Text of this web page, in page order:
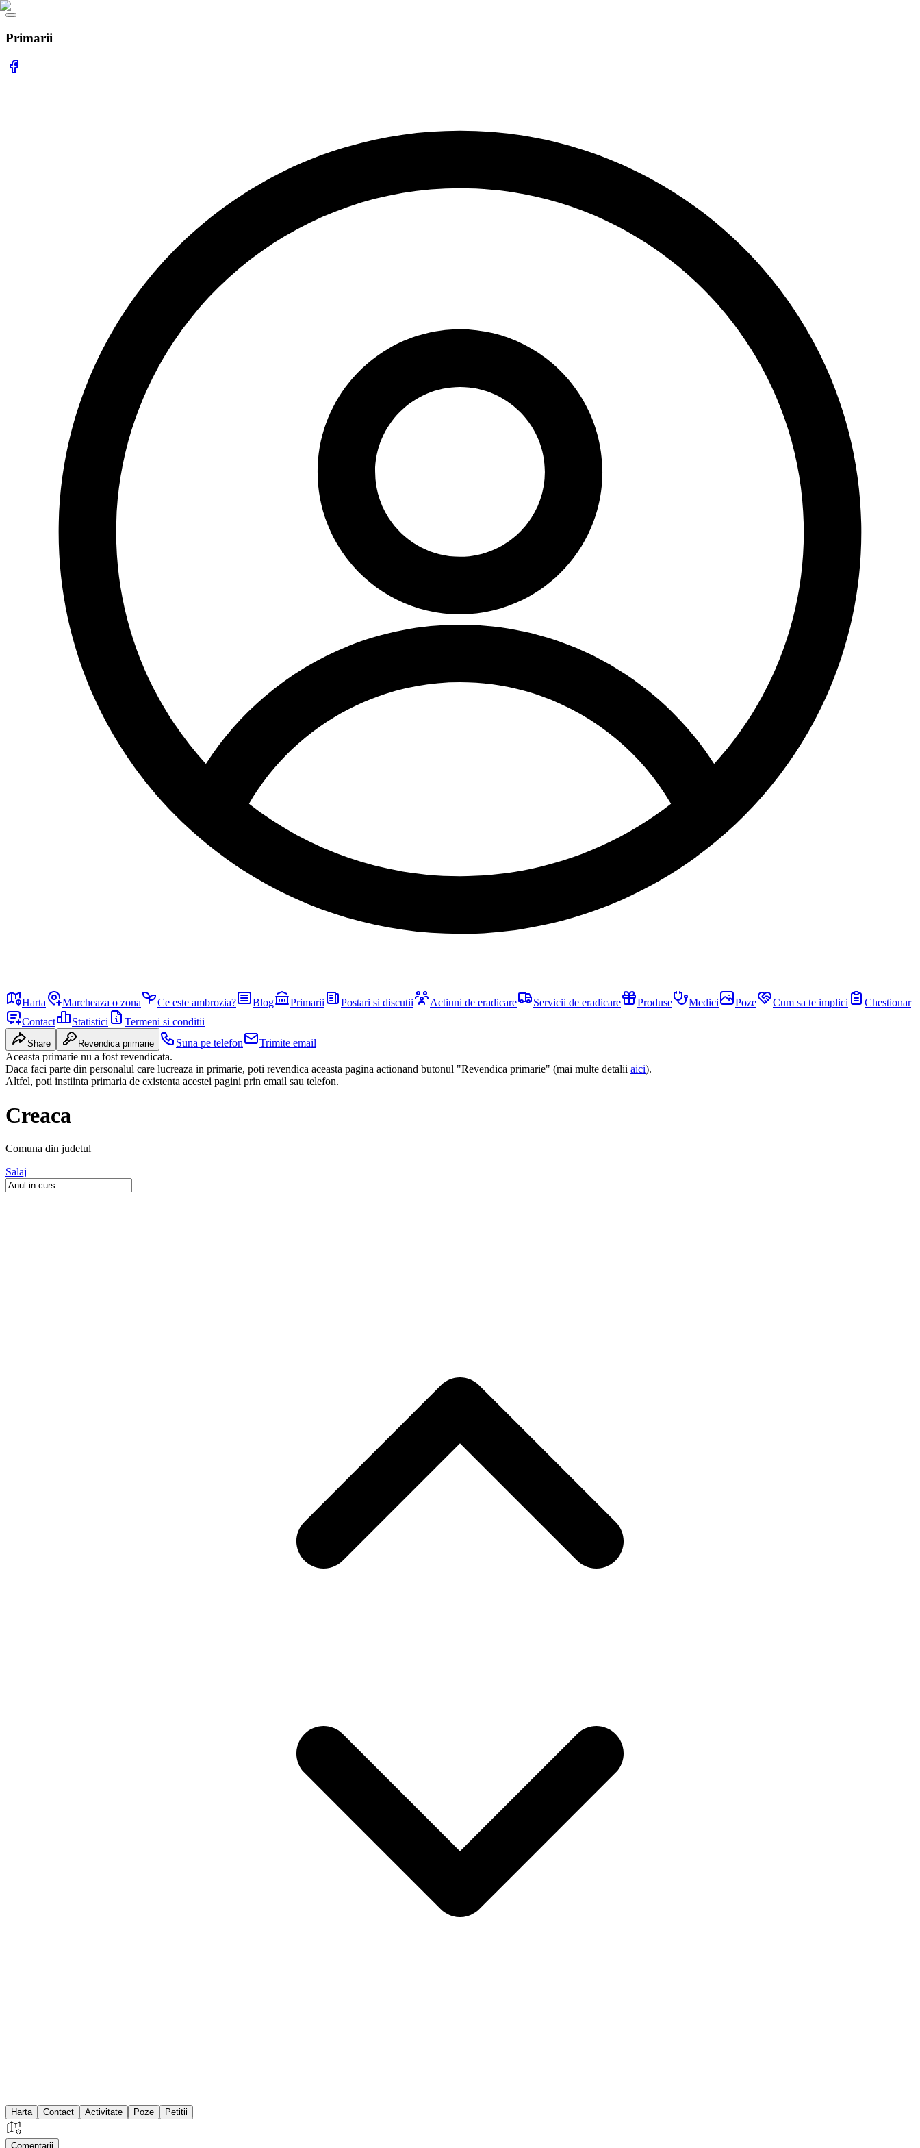
Primarii
Harta Marcheaza o zona Ce este ambrozia? Blog Primarii Postari si discutii Actiuni de eradicare Servicii de eradicare Produse Medici Poze Cum sa te implici
Chestionar
Contact
Statistici Termeni si conditii
Share Revendica primarie Suna pe telefon
Trimite email
Aceasta primarie nu a fost revendicata.
Daca faci parte din personalul care lucreaza in primarie, poti revendica aceasta pagina actionand butonul "Revendica primarie" (mai multe detalii aici).
Altfel, poti instiinta primaria de existenta acestei pagini prin email sau telefon.
Creaca
Comuna din judetul
Salaj
Harta Contact Activitate Poze Petitii
Comentarii